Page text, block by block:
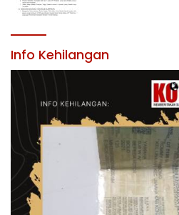
Info Kehilangan